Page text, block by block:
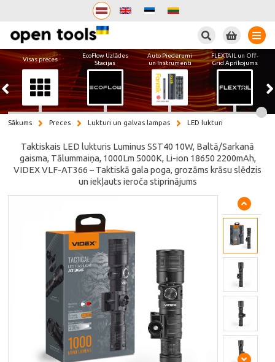
Visas preces
EcoFlow Uzlādes
Stacijas
Auto Piederumi
un Instrumenti
FLEXTAIL un Off-
Grid Aprīkojums
Sākums Preces Lukturi un galvas lampas LED lukturi
Taktiskais LED lukturis Luminus SST40 10W, Baltā/Sarkanā
gaisma, Tālummaiņa, 1000Lm 5000K, Li-ion 18650 2200mAh,
VIDEX VLF-AT366 – Taktiskā gala poga, grozāms krāsu slēdzis
un iekļauts ieroča stiprinājums